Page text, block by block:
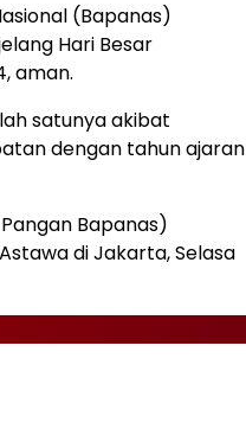
(Bapanas)
Hari Besar
aman.
satunya akibat
dengan tahun ajaran
Bapanas)
di Jakarta, Selasa